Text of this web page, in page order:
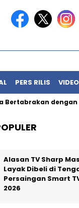
PERS RILIS VIDEO
dengan
Alasan TV Sharp
Layak Dibeli di
Persaingan Smart
2026